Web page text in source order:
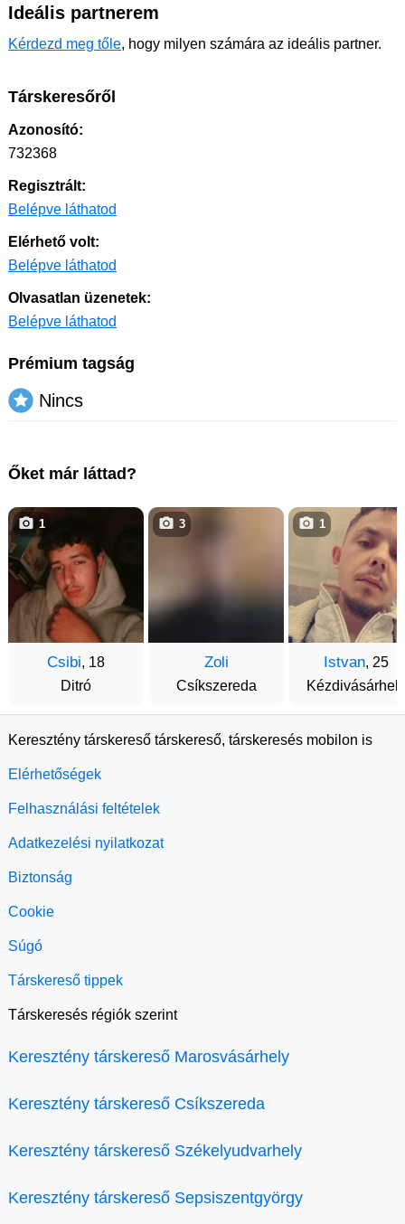
Ideális partnerem
Kérdezd meg tőle, hogy milyen számára az ideális partner.
Társkeresőről
Azonosító:
732368
Regisztrált:
Belépve láthatod
Elérhető volt:
Belépve láthatod
Olvasatlan üzenetek:
Belépve láthatod
Prémium tagság
Nincs
Őket már láttad?
Csibi, 18
Ditró
1
Zoli
Csíkszereda
3
Istvan, 25
Kézdivásárhely
1
Keresztény társkereső társkereső, társkeresés mobilon is
Elérhetőségek
Felhasználási feltételek
Adatkezelési nyilatkozat
Biztonság
Cookie
Súgó
Társkereső tippek
Társkeresés régiók szerint
Keresztény társkereső Marosvásárhely
Keresztény társkereső Csíkszereda
Keresztény társkereső Székelyudvarhely
Keresztény társkereső Sepsiszentgyörgy